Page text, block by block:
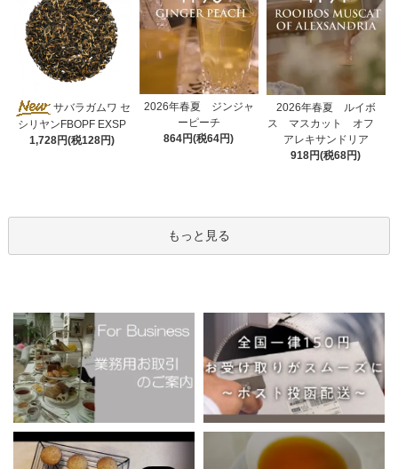
サバラガムワ セ
シリヤンFBOPF EXSP
1,728円(税128円)
2026年春夏 ジンジャ
ーピーチ
864円(税64円)
2026年春夏 ルイボ
ス マスカット オフ
アレキサンドリア
918円(税68円)
もっと見る